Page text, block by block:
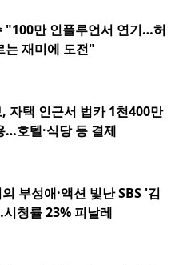
"100만 인플루언서 연기…허
는 재미에 도전"
자택 인근서 법카 1천400만
…호텔·식당 등 결제
부성애·액션 빛난 SBS '김
청률 23% 피날레